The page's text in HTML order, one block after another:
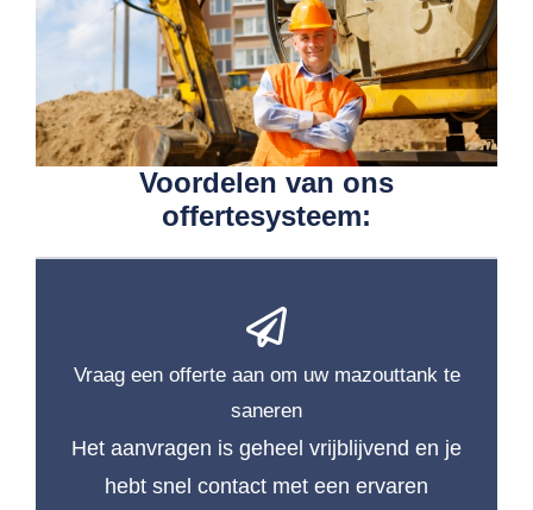
Voordelen van ons
offertesysteem:
Vraag een offerte aan om uw mazouttank te
saneren
Het aanvragen is geheel vrijblijvend en je
hebt snel contact met een ervaren